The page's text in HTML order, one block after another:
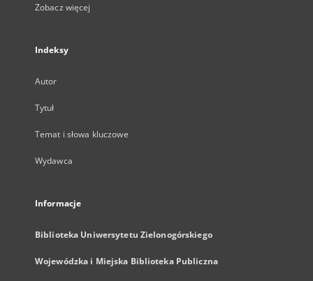
Zobacz więcej
Indeksy
Autor
Tytuł
Temat i słowa kluczowe
Wydawca
Informacje
Biblioteka Uniwersytetu Zielonogórskiego
Wojewódzka i Miejska Biblioteka Publiczna